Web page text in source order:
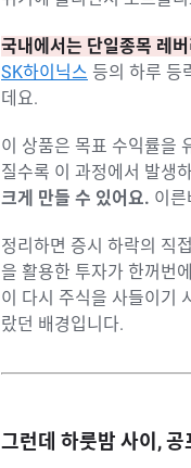
국내에서는 단일종목 레
SK하이닉스 등의 하루 등
데요.
이 상품은 목표 수익률을
질수록 이 과정에서 발생
크게 만들 수 있어요. 이른
정리하면 증시 하락의 직
을 활용한 투자가 한꺼번
이 다시 주식을 사들이기
랐던 배경입니다.
그런데 하룻밤 사이,